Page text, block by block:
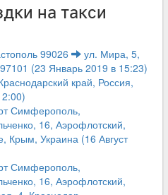
на такси
99026
ул. Мира, 5,
(23 Январь 2019 в 15:23)
край, Россия,
Симферополь,
16, Аэрофлотский,
Крым, Украина (16 Август
Симферополь,
16, Аэрофлотский,